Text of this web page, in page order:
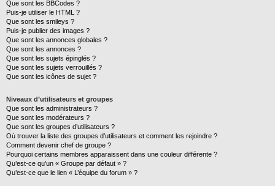
Que sont les BBCodes ?
Puis-je utiliser le HTML ?
Que sont les smileys ?
Puis-je publier des images ?
Que sont les annonces globales ?
Que sont les annonces ?
Que sont les sujets épinglés ?
Que sont les sujets verrouillés ?
Que sont les icônes de sujet ?
Niveaux d’utilisateurs et groupes
Que sont les administrateurs ?
Que sont les modérateurs ?
Que sont les groupes d’utilisateurs ?
Où trouver la liste des groupes d’utilisateurs et comment les rejoindre ?
Comment devenir chef de groupe ?
Pourquoi certains membres apparaissent dans une couleur différente ?
Qu’est-ce qu’un « Groupe par défaut » ?
Qu’est-ce que le lien « L’équipe du forum » ?